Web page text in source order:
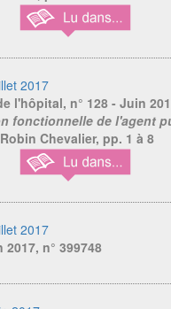
2017
l'hôpital, n° 128 - Juin
fonctionnelle de l'agent
Chevalier, pp. 1 à 8
2017
2017, n° 399748